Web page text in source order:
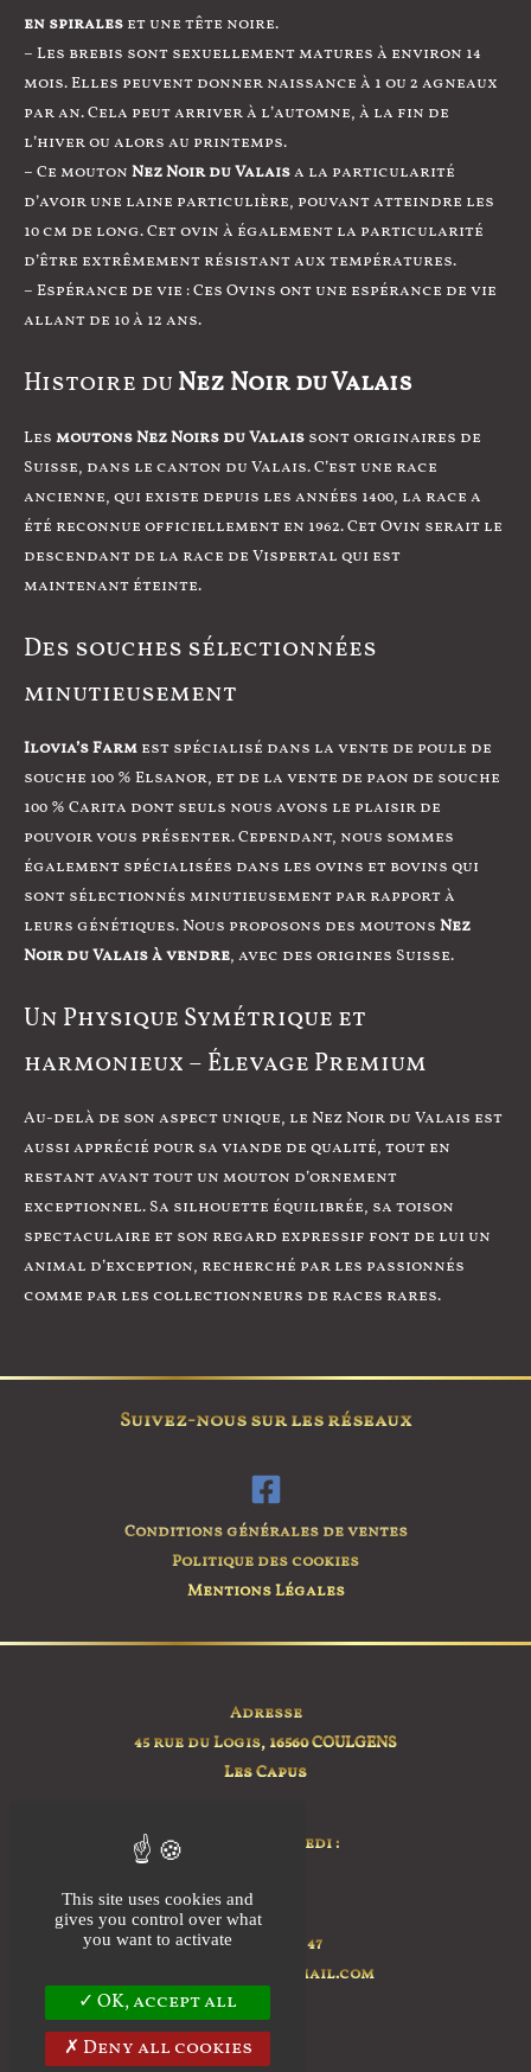
en spirales et une tête noire.
– Les brebis sont sexuellement matures à environ 14
mois. Elles peuvent donner naissance à 1 ou 2 agneaux
par an. Cela peut arriver à l’automne, à la fin de
l’hiver ou alors au printemps.
– Ce mouton Nez Noir du Valaisa la particularité
d’avoir une laine particulière, pouvant atteindre les
10 cm de long. Cet ovin à également la particularité
d’être extrêmement résistant aux températures.
– Espérance de vie : Ces Ovins ont une espérance de vie
allant de 10 à 12 ans.
Histoire du Nez Noir du Valais
Les moutons Nez Noirs du Valais sont originaires de
Suisse, dans le canton du Valais. C’est une race
ancienne, qui existe depuis les années 1400, la race a
été reconnue officiellement en 1962. Cet Ovin serait le
descendant de la race de Vispertal qui est
maintenant éteinte.
Des souches sélectionnées
minutieusement
Ilovia’s Farm est spécialisé dans la vente de poule de
souche 100 % Elsanor, et de la vente de paon de souche
100 % Carita dont seuls nous avons le plaisir de
pouvoir vous présenter. Cependant, nous sommes
également spécialisées dans les ovins et bovins qui
sont sélectionnés minutieusement par rapport à
leurs génétiques. Nous proposons des moutons Nez
Noir du Valais à vendre, avec des origines Suisse.
Un Physique Symétrique et
harmonieux – Élevage Premium
Au-delà de son aspect unique, le Nez Noir du Valais est
aussi apprécié pour sa viande de qualité, tout en
restant avant tout un mouton d’ornement
exceptionnel. Sa silhouette équilibrée, sa toison
spectaculaire et son regard expressif font de lui un
animal d’exception, recherché par les passionnés
comme par les collectionneurs de races rares.
Suivez-nous sur les réseaux
Conditions générales de ventes
Politique des cookies
Mentions Légales
Adresse
45 rue du Logis, 16560 COULGENS
Les Capus
Lundi au Samedi :
Contact
+ 33 7 76 92 35 47
ilovias.farm@gmail.com
This site uses cookies and
gives you control over what
you want to activate
OK, accept all
Deny all cookies